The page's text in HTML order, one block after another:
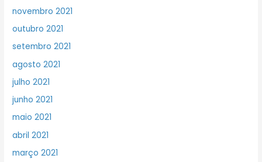
novembro 2021
outubro 2021
setembro 2021
agosto 2021
julho 2021
junho 2021
maio 2021
abril 2021
março 2021